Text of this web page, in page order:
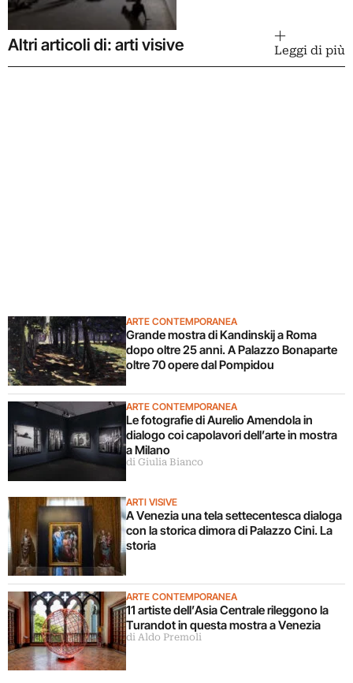
Altri articoli di: arti visive Leggi di più
ARTE CONTEMPORANEA
Grande mostra di Kandinskij a Roma
dopo oltre 25 anni. A Palazzo Bonaparte
oltre 70 opere dal Pompidou
ARTE CONTEMPORANEA
Le fotografie di Aurelio Amendola in
dialogo coi capolavori dell’arte in mostra
a Milano
di Giulia Bianco
ARTI VISIVE
A Venezia una tela settecentesca dialoga
con la storica dimora di Palazzo Cini. La
storia
ARTE CONTEMPORANEA
11 artiste dell’Asia Centrale rileggono la
Turandot in questa mostra a Venezia
di Aldo Premoli